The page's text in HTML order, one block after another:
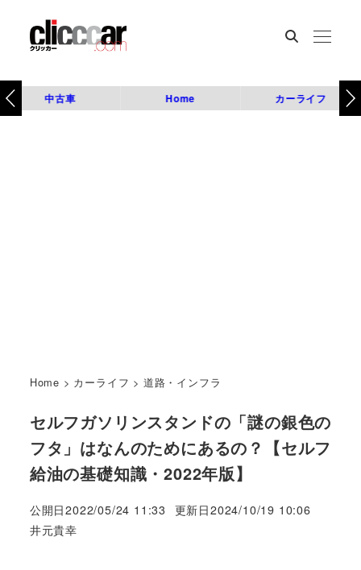
中古車 Home カーライフ
Home > カーライフ > 道路・インフラ
セルフガソリンスタンドの「謎の銀色の
フタ」はなんのためにあるの？【セルフ
給油の基礎知識・2022年版】
公開日2022/05/24 11:33 更新日2024/10/19 10:06
著
井元貴幸